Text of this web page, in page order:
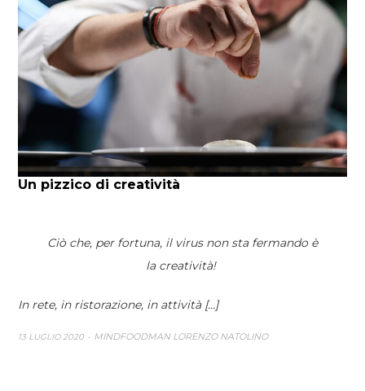
Un pizzico di creatività
Ciò che, per fortuna, il virus non sta fermando è
la creatività!
In rete, in ristorazione, in attività [...]
13 LUGLIO 2020 MINDFOODMAN LORENZO NATOLINO